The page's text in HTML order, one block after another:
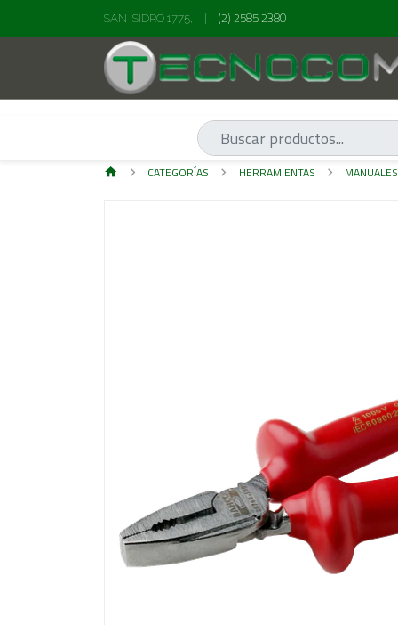
SAN ISIDRO 1775, (2) 2585 2380
CATEGORÍAS HERRAMIENTAS MANUALES